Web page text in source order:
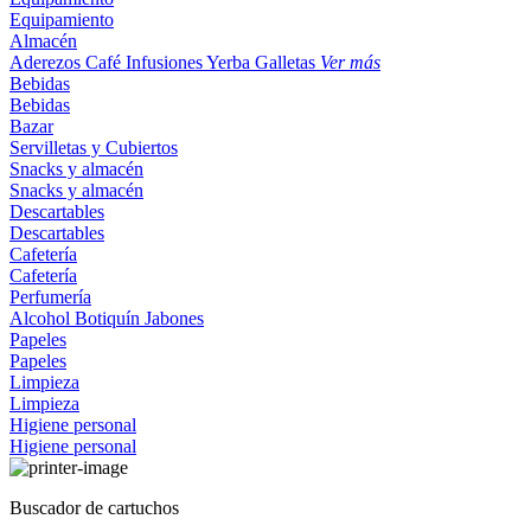
Equipamiento
Almacén
Aderezos Café InfusionesYerba Galletas Ver más
Bebidas
Bebidas
Bazar
Servilletas y Cubiertos
Snacks y almacén
Snacks y almacén
Descartables
Descartables
Cafetería
Cafetería
Perfumería
Alcohol Botiquín Jabones
Papeles
Papeles
Limpieza
Limpieza
Higiene personal
Higiene personal
Buscador de cartuchos